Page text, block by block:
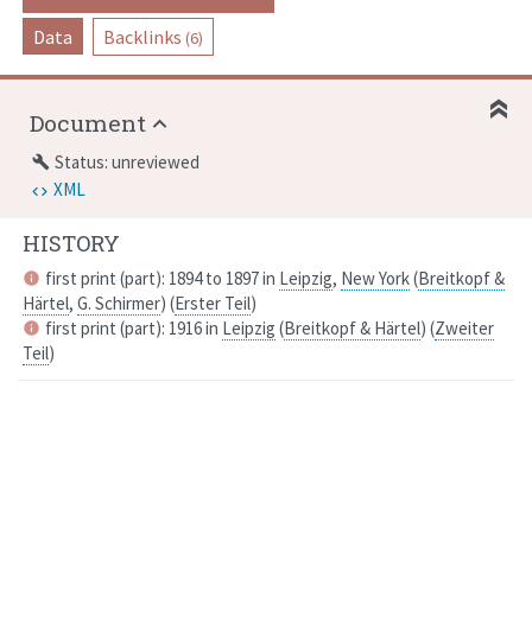
Data Backlinks (6)
HISTORY
info first print (part): 1894 to 1897 in Leipzig, New York(Breitkopf &
Härtel, G. Schirmer) (Erster Teil)
info first print (part): 1916 in Leipzig (Breitkopf & Härtel) (Zweiter
Teil)
Document
build Status: unreviewed
XML